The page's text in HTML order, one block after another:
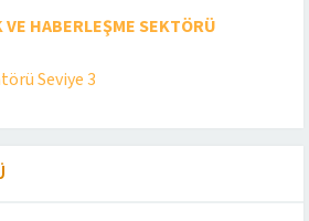
HABERLEŞME SEKTÖRÜ
Seviye 3